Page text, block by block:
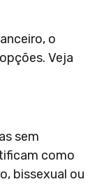
o
Veja
sem
como
bissexual ou